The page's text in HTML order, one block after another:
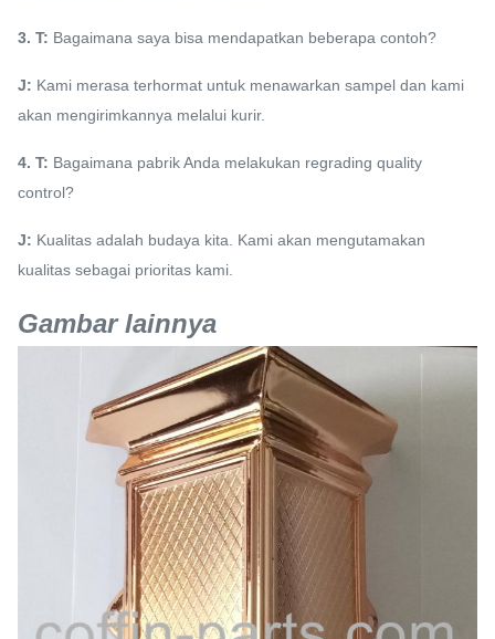
3. T: Bagaimana saya bisa mendapatkan beberapa contoh?
J: Kami merasa terhormat untuk menawarkan sampel dan kami
akan mengirimkannya melalui kurir.
4. T: Bagaimana pabrik Anda melakukan regrading quality
control?
J: Kualitas adalah budaya kita.
Kami akan mengutamakan
kualitas sebagai prioritas kami.
Gambar lainnya